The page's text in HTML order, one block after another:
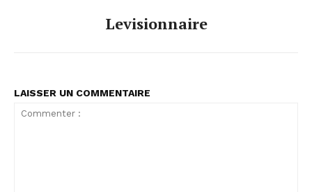
Levisionnaire
LAISSER UN COMMENTAIRE